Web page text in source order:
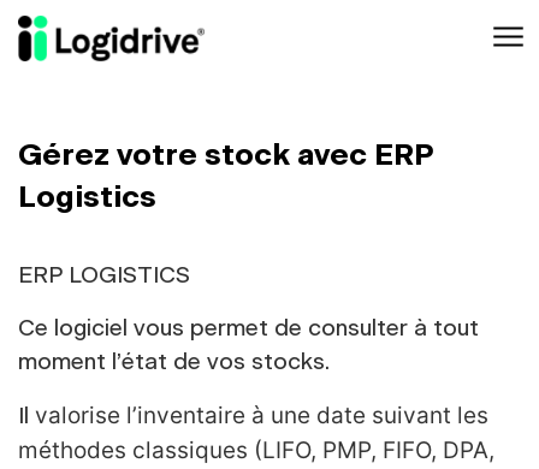
Aller au contenu principal
Gérez votre stock avec ERP
Logistics
ERP LOGISTICS
Ce logiciel vous permet de consulter à tout
moment l’état de vos stocks.
valorise l’inventaire à une date suivant les
méthodes classiques (LIFO, PMP, FIFO, DPA,